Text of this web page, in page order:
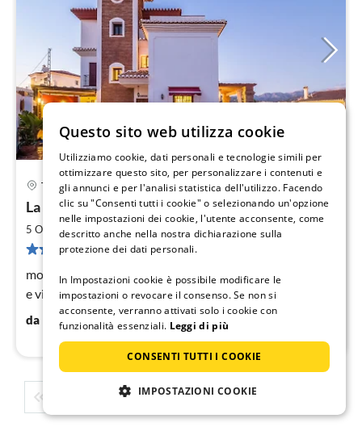
Torrox Costa
La Torrecilla
5 Ospiti160 m 23camere da letto
5 recensioni
molto bella casa finemente arredata con piscina privata
e vista sul mare
da 122€ / notte
2 3 4 5 ...
Questo sito web utilizza cookie
Utilizziamo cookie, dati personali e tecnologie simili per
ottimizzare questo sito, per personalizzare i contenuti e
gli annunci e per l'analisi statistica dell'utilizzo. Facendo
clic su "Consenti tutti i cookie" o selezionando un'opzione
nelle impostazioni dei cookie, l'utente acconsente, come
descritto anche nella nostra dichiarazione sulla
protezione dei dati personali.
In Impostazioni cookie è possibile modificare le
impostazioni o revocare il consenso. Se non si
acconsente, verranno attivati solo i cookie con
funzionalità essenziali. Leggi di più
CONSENTI TUTTI I COOKIE
IMPOSTAZIONI COOKIE